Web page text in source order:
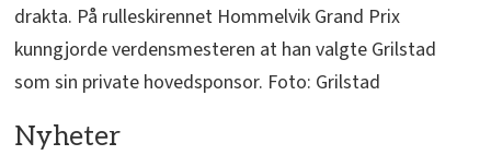
drakta. På rulleskirennet Hommelvik Grand Prix
kunngjorde verdensmesteren at han valgte Grilstad
som sin private hovedsponsor. Foto: Grilstad
Nyheter